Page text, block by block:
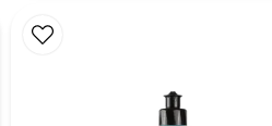
djup och glans med
🔹 Polish –